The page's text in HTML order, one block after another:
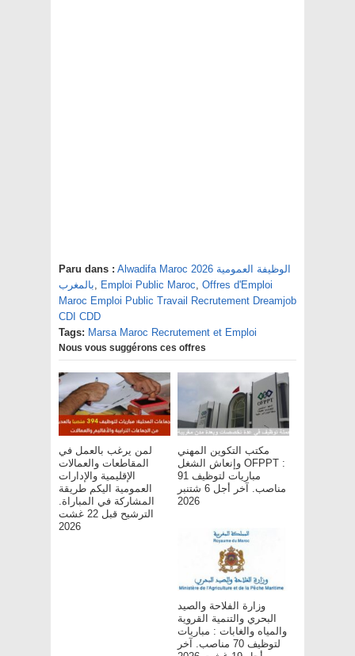
Paru dans : Alwadifa Maroc 2026 الوظيفة العمومية
بالمغرب, Emploi Public Maroc, Offres d'Emploi
Maroc Emploi Public Travail Recrutement Dreamjob
CDI CDD
Tags: Marsa Maroc Recrutement et Emploi
Nous vous suggérons ces offres
لمن يرغب بالعمل في
المقاطعات والعمالات
الإقليمية والإدارات
العمومية اليكم طريقة
المشاركة في المباراة.
الترشيح قبل 22 غشت
2026
مكتب التكوين المهني
وإنعاش الشغل OFPPT :
مباريات لتوظيف 91
مناصب. آخر أجل 6 شتنبر
2026
وزارة الفلاحة والصيد
البحري والتنمية القروية
والمياه والغابات : مباريات
لتوظيف 70 مناصب. آخر